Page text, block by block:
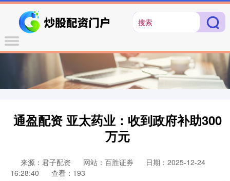
通盈配资 亚太药业：收到政府补助300
万元
来源：君子配资 网站：百胜证券
日期：2025-12-24
16:28:40
查看：193